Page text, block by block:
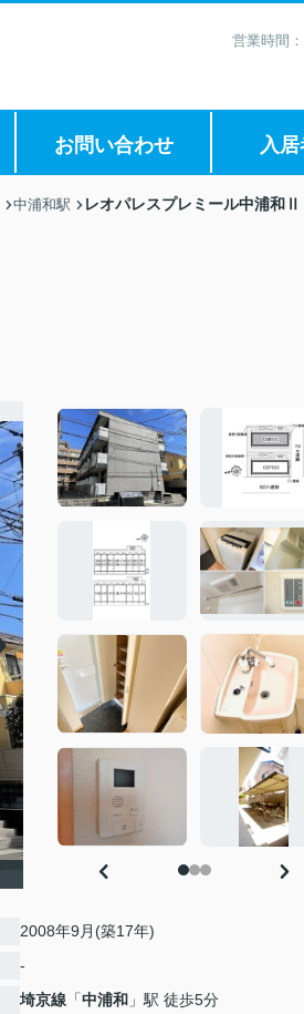
営業時間
お問い合わせ 入
中浦和駅 レオパレスプレミール中浦和Ⅱ
2008年9月(築17年)
-
埼京線 「中浦和 」駅 徒歩5分